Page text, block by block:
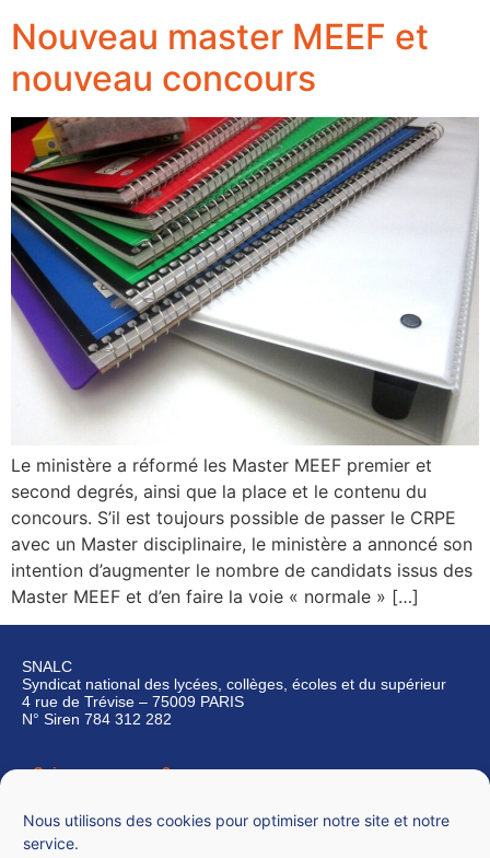
Nous utilisons des cookies pour optimiser notre site et notre
service.
Nouveau master MEEF et
nouveau concours
Le ministère a réformé les Master MEEF premier et
second degrés, ainsi que la place et le contenu du
concours. S’il est toujours possible de passer le CRPE
avec un Master disciplinaire, le ministère a annoncé son
intention d’augmenter le nombre de candidats issus des
Master MEEF et d’en faire la voie « normale » […]
SNALC
Syndicat national des lycées, collèges, écoles et du supérieur
4 rue de Trévise – 75009 PARIS
N° Siren 784 312 282
Qui sommes-nous ?